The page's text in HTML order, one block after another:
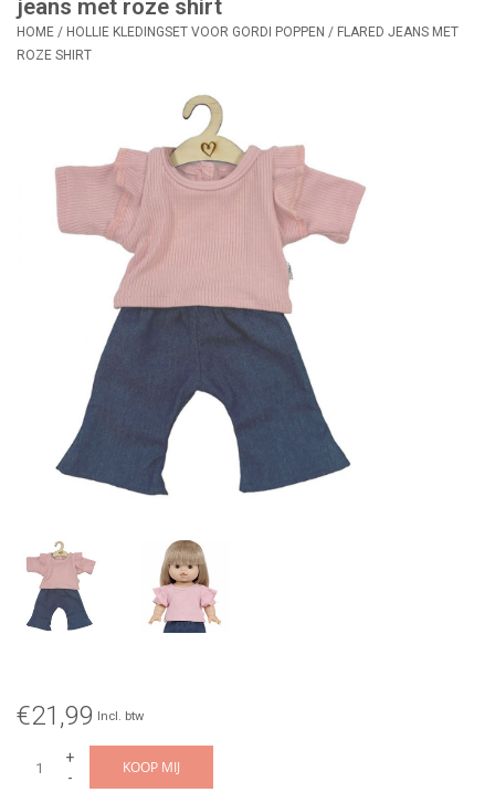
info
Merken
jeans met roze shirt
HOME / HOLLIE KLEDINGSET VOOR GORDI POPPEN / FLARED JEANS MET
ROZE SHIRT
€21,99 Incl. btw
+
-
KOOP MIJ